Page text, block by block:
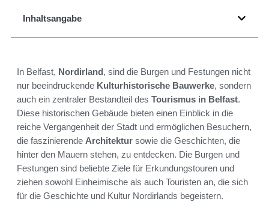
Inhaltsangabe
In Belfast, Nordirland, sind die Burgen und Festungen nicht
nur beeindruckende Kulturhistorische Bauwerke, sondern
auch ein zentraler Bestandteil des Tourismus in Belfast.
Diese historischen Gebäude bieten einen Einblick in die
reiche Vergangenheit der Stadt und ermöglichen Besuchern,
die faszinierende Architektur sowie die Geschichten, die
hinter den Mauern stehen, zu entdecken. Die Burgen und
Festungen sind beliebte Ziele für Erkundungstouren und
ziehen sowohl Einheimische als auch Touristen an, die sich
für die Geschichte und Kultur Nordirlands begeistern.